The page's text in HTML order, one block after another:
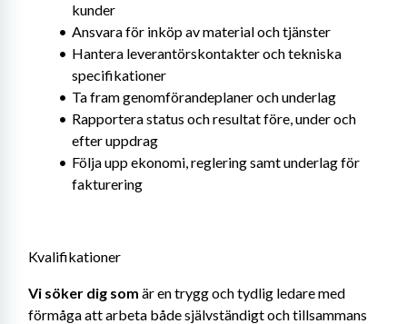
kunder
Ansvara för inköp av material och tjänster
Hantera leverantörskontakter och tekniska
specifikationer
Ta fram genomförandeplaner och underlag
Rapportera status och resultat före, under och
efter uppdrag
Följa upp ekonomi, reglering samt underlag för
fakturering
Kvalifikationer
Vi söker dig som är en trygg och tydlig ledare med
förmåga att arbeta både självständigt och tillsammans